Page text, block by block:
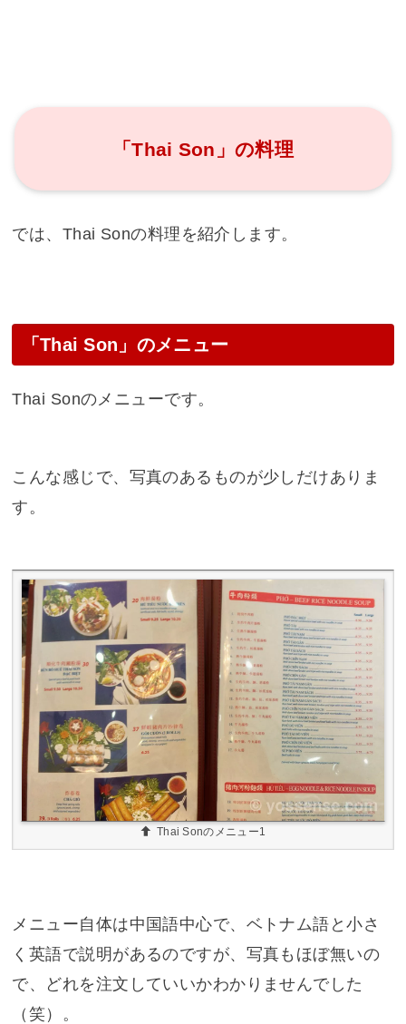
「Thai Son」の料理
では、Thai Sonの料理を紹介します。
「Thai Son」のメニュー
Thai Sonのメニューです。
こんな感じで、写真のあるものが少しだけありま
す。
Thai Sonのメニュー1
メニュー自体は中国語中心で、ベトナム語と小さ
く英語で説明があるのですが、写真もほぼ無いの
で、どれを注文していいかわかりませんでした
（笑）。